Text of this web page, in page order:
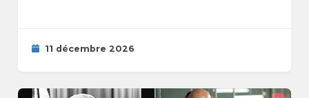
11 décembre 2026